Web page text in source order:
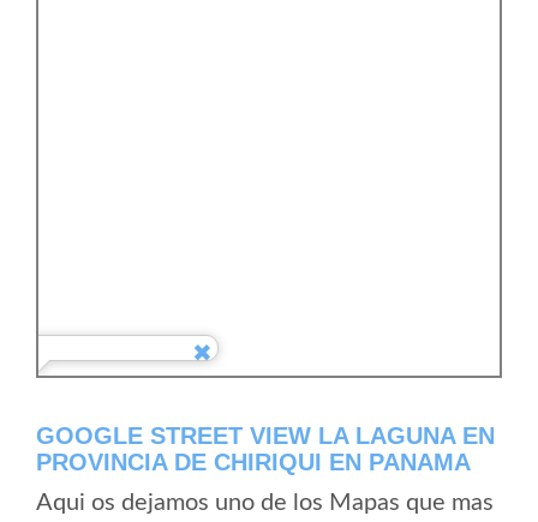
GOOGLE STREET VIEW LA LAGUNA EN
PROVINCIA DE CHIRIQUI EN PANAMA
Aqui os dejamos uno de los Mapas que mas